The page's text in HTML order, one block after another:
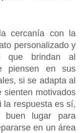
cercanía con la
personalizado y
que brindan al
piensen en sus
si se adapta al
sienten motivados
la respuesta es sí,
buen lugar para
en un área